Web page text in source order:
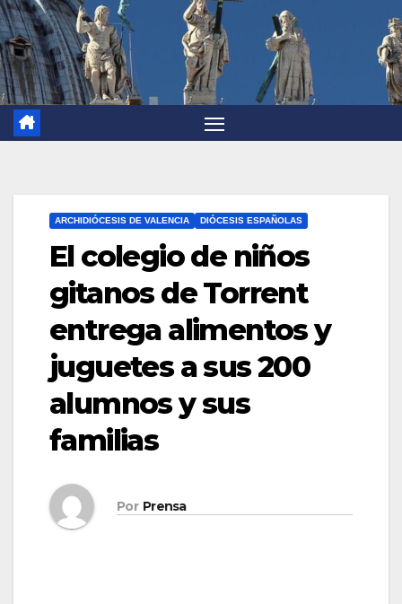
ARCHIDIÓCESIS DE VALENCIA DIÓCESIS ESPAÑOLAS
El colegio de niños
gitanos de Torrent
entrega alimentos y
juguetes a sus 200
alumnos y sus
familias
Por Prensa